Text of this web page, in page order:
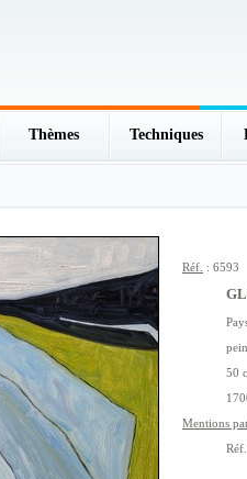
Thèmes Techniques
Réf. : 6593
50
Mentions